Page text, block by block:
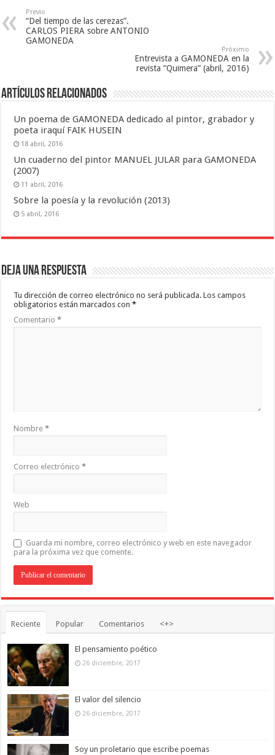
Previo
“Del tiempo de las cerezas”.
CARLOS PIERA sobre ANTONIO
GAMONEDA
Próximo
Entrevista a GAMONEDA en la
revista “Quimera” (abril, 2016)
Artículos relacionados
Un poema de GAMONEDA dedicado al pintor, grabador y
poeta iraquí FAIK HUSEIN
18 abril, 2016
Un cuaderno del pintor MANUEL JULAR para GAMONEDA
(2007)
11 abril, 2016
Sobre la poesía y la revolución (2013)
5 abril, 2016
Deja una respuesta
Tu dirección de correo electrónico no será publicada. Los campos
obligatorios están marcados con*
Comentario*
Nombre*
Correo electrónico*
Web
Guarda mi nombre, correo electrónico y web en este navegador
para la próxima vez que comente.
Reciente Popular Comentarios <+>
El pensamiento poético
26 diciembre, 2017
El valor del silencio
26 diciembre, 2017
Soy un proletario que escribe poemas